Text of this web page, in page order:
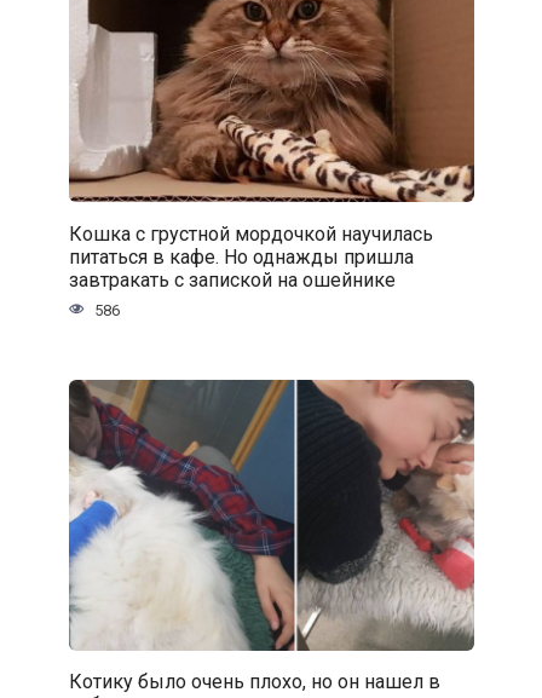
Кошка с грустной мордочкой научилась
питаться в кафе. Но однажды пришла
завтракать с запиской на ошейнике
586
Котику было очень плохо, но он нашел в